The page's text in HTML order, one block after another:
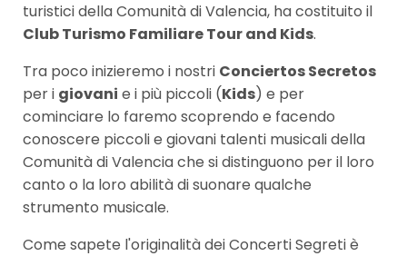
turistici della Comunità di Valencia, ha costituito il
Club Turismo Familiare Tour and Kids.
Tra poco inizieremo i nostri Conciertos Secretos
per i giovani e i più piccoli (Kids) e per
cominciare lo faremo scoprendo e facendo
conoscere piccoli e giovani talenti musicali della
Comunità di Valencia che si distinguono per il loro
canto o la loro abilità di suonare qualche
strumento musicale.
Come sapete l'originalità dei Concerti Segreti è